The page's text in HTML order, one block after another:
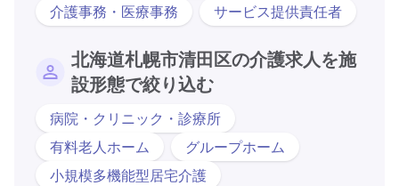
介護事務・医療事務
サービス提供責任者
北海道札幌市清田区の介護求人を施
設形態で絞り込む
病院・クリニック・診療所
有料老人ホーム
グループホーム
小規模多機能型居宅介護